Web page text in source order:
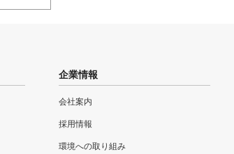
企業情報
会社案内
採用情報
環境への取り組み